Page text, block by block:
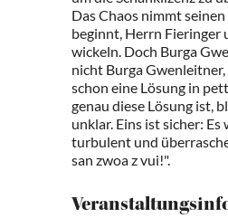
Das Chaos nimmt seinen
beginnt, Herrn Fieringer
wickeln. Doch Burga
nicht Burga
schon eine Lösung in
genau diese Lösung ist,
unklar. Eins ist sicher: Es
turbulent und
san zwoa z vui!".